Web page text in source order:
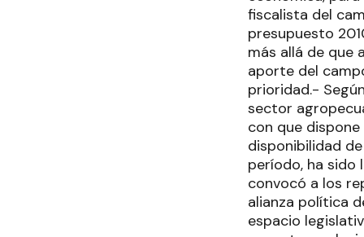
fiscalista del
presupuesto
más allá de que
aporte del
prioridad.-
sector
con que
disponibilidad
período, ha sido
convocó a los
alianza política
espacio